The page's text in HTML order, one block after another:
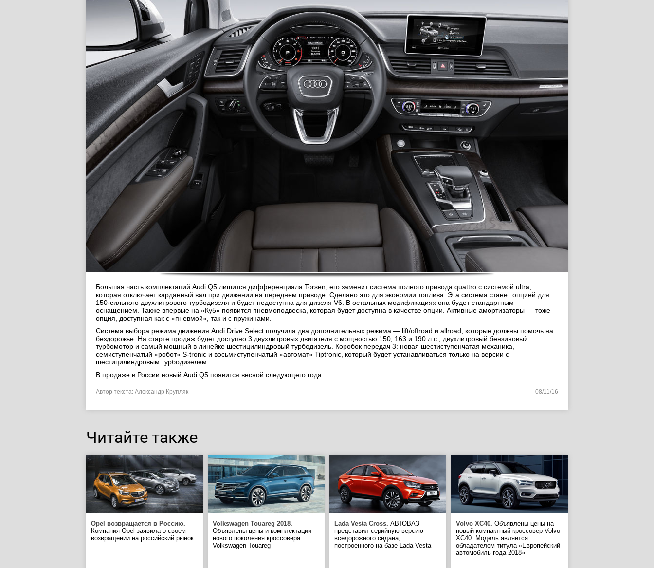
Большая часть комплектаций Audi Q5 лишится дифференциала Torsen, его заменит система полного привода quattro с системой ultra,
которая отключает карданный вал при движении на переднем приводе. Сделано это для экономии топлива. Эта система станет опцией для
150-сильного двухлитрового турбодизеля и будет недоступна для дизеля V6. В остальных модификациях она будет стандартным
оснащением. Также впервые на «Ку5» появится пневмоподвеска, которая будет доступна в качестве опции. Активные амортизаторы — тоже
опция, доступная как с «пневмой», так и с пружинами.
Система выбора режима движения Audi Drive Select получила два дополнительных режима — lift/offroad и allroad, которые должны помочь на
бездорожье. На старте продаж будет доступно 3 двухлитровых двигателя с мощностью 150, 163 и 190 л.с., двухлитровый бензиновый
турбомотор и самый мощный в линейке шестицилиндровый турбодизель. Коробок передач 3: новая шестиступенчатая механика,
семиступенчатый «робот» S-tronic и восьмиступенчатый «автомат» Tiptronic, который будет устанавливаться только на версии с
шестицилиндровым турбодизелем.
В продаже в России новый Audi Q5 появится весной следующего года.
08/11/16
Автор текста: Александр Крупляк
Читайте также
Opel возвращается в Россию.
Компания Opel заявила о своем
возвращении на российский рынок.
Volkswagen Touareg 2018.
Объявлены цены и комплектации
нового поколения кроссовера
Volkswagen Touareg
Lada Vesta Cross. АВТОВАЗ
представил серийную версию
вседорожного седана,
построенного на базе Lada Vesta
Volvo XC40. Объявлены цены на
новый компактный кроссовер Volvo
XC40. Модель является
обладателем титула «Европейский
автомобиль года 2018»